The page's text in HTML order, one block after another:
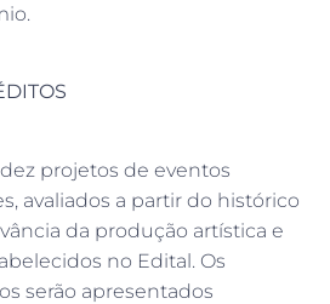
projetos de eventos
avaliados a partir do histórico
da produção artística e
no Edital. Os
serão apresentados